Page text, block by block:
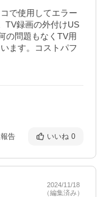
で使用してエラー
TV録画の外付けUS
の問題もなくTV用
ます。コストパフ
告 いいね 0
2024/11/18
（編集済み）